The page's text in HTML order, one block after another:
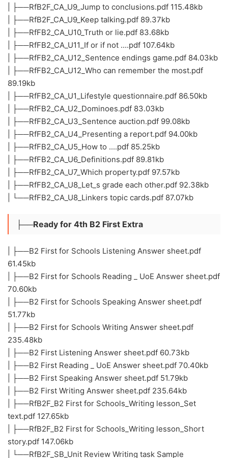
| ├──RfB2F_CA_U9_Jump to conclusions.pdf 115.48kb
| ├──RfB2F_CA_U9_Keep talking.pdf 89.37kb
| ├──RfFB2_CA_U10_Truth or lie.pdf 83.68kb
| ├──RfFB2_CA_U11_If or if not ....pdf 107.64kb
| ├──RfFB2_CA_U12_Sentence endings game.pdf 84.03kb
| ├──RfFB2_CA_U12_Who can remember the most.pdf
89.19kb
| ├──RfFB2_CA_U1_Lifestyle questionnaire.pdf 86.50kb
| ├──RfFB2_CA_U2_Dominoes.pdf 83.03kb
| ├──RfFB2_CA_U3_Sentence auction.pdf 99.08kb
| ├──RfFB2_CA_U4_Presenting a report.pdf 94.00kb
| ├──RfFB2_CA_U5_How to ....pdf 85.25kb
| ├──RfFB2_CA_U6_Definitions.pdf 89.81kb
| ├──RfFB2_CA_U7_Which property.pdf 97.57kb
| ├──RfFB2_CA_U8_Let_s grade each other.pdf 92.38kb
| └──RfFB2_CA_U8_Linkers topic cards.pdf 87.07kb
├──Ready for 4th B2 First Extra
| ├──B2 First for Schools Listening Answer sheet.pdf
61.45kb
| ├──B2 First for Schools Reading _ UoE Answer sheet.pdf
70.60kb
| ├──B2 First for Schools Speaking Answer sheet.pdf
51.77kb
| ├──B2 First for Schools Writing Answer sheet.pdf
235.48kb
| ├──B2 First Listening Answer sheet.pdf 60.73kb
| ├──B2 First Reading _ UoE Answer sheet.pdf 70.40kb
| ├──B2 First Speaking Answer sheet.pdf 51.79kb
| ├──B2 First Writing Answer sheet.pdf 235.64kb
| ├──RfB2F_B2 First for Schools_Writing lesson_Set
text.pdf 127.65kb
| ├──RfB2F_B2 First for Schools_Writing lesson_Short
story.pdf 147.06kb
| └──RfB2F_SB_Unit Review Writing task Sample